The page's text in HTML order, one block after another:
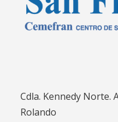
Cdla. Kennedy Norte.
Rolando